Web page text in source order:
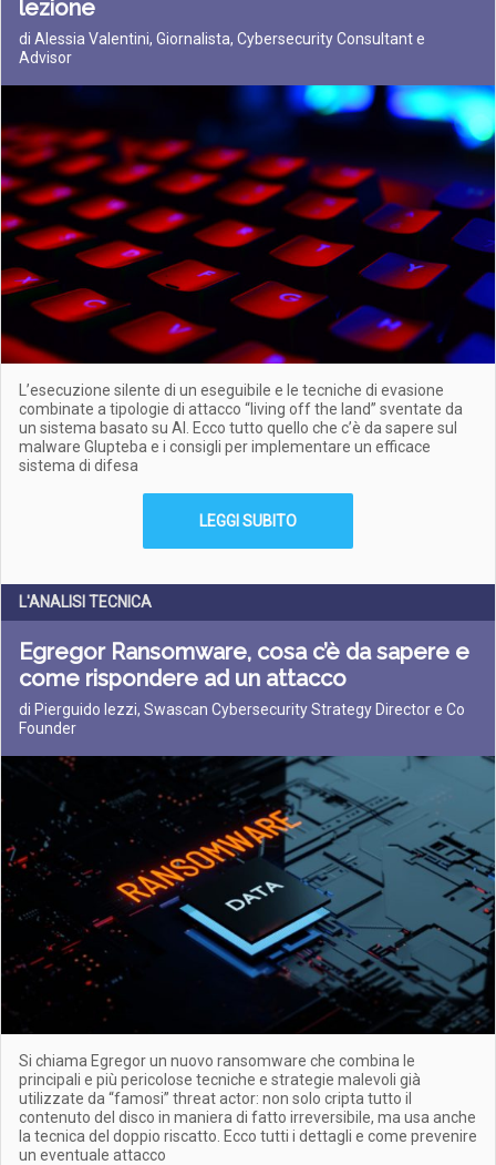
lezione
di Alessia Valentini, Giornalista, Cybersecurity Consultant e
Advisor
L’esecuzione silente di un eseguibile e le tecniche di evasione
combinate a tipologie di attacco “living off the land” sventate da
un sistema basato su AI. Ecco tutto quello che c’è da sapere sul
malware Glupteba e i consigli per implementare un efficace
sistema di difesa
LEGGI SUBITO
L'ANALISI TECNICA
Egregor Ransomware, cosa c’è da sapere e
come rispondere ad un attacco
di Pierguido Iezzi, Swascan Cybersecurity Strategy Director e Co
Founder
Si chiama Egregor un nuovo ransomware che combina le
principali e più pericolose tecniche e strategie malevoli già
utilizzate da “famosi” threat actor: non solo cripta tutto il
contenuto del disco in maniera di fatto irreversibile, ma usa anche
la tecnica del doppio riscatto. Ecco tutti i dettagli e come prevenire
un eventuale attacco